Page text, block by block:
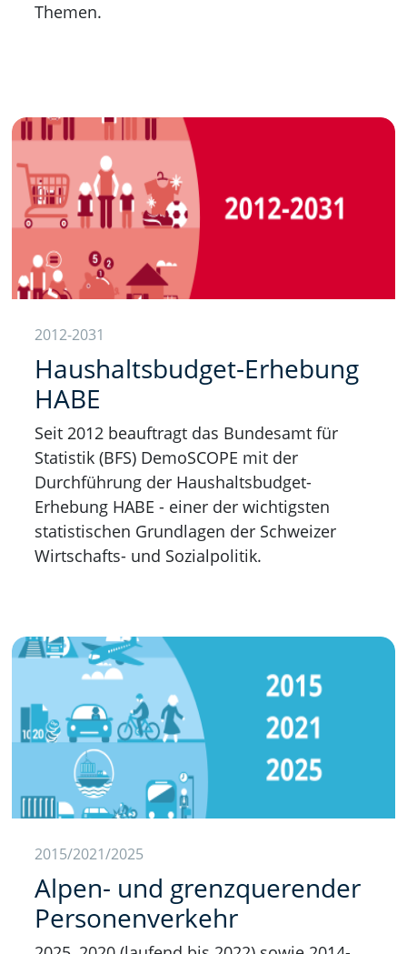
Themen.
2012-2031
Haushaltsbudget-Erhebung
HABE
Seit 2012 beauftragt das Bundesamt für
Statistik (BFS) DemoSCOPE mit der
Durchführung der Haushaltsbudget-
Erhebung HABE - einer der wichtigsten
statistischen Grundlagen der Schweizer
Wirtschafts- und Sozialpolitik.
2015/2021/2025
Alpen- und grenzquerender
Personenverkehr